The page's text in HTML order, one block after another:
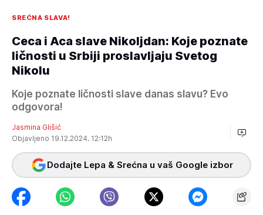
SREĆNA SLAVA!
Ceca i Aca slave Nikoljdan: Koje poznate
ličnosti u Srbiji proslavljaju Svetog
Nikolu
Koje poznate ličnosti slave danas slavu? Evo
odgovora!
Jasmina Glišić
Objavljeno 19.12.2024. 12:12h
Dodajte Lepa & Srećna u vaš Google izbor